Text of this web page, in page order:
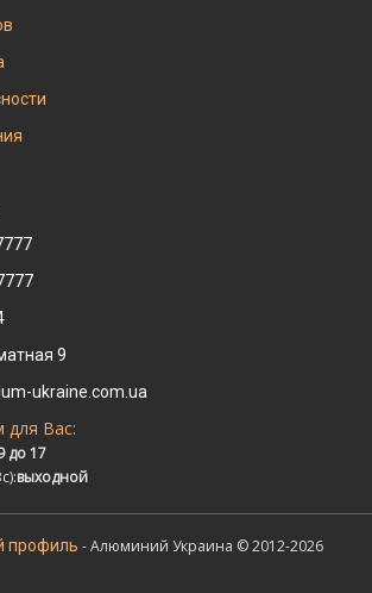
9
ukraine.com.ua
Вас:
до 17
выходной
профиль - Алюминий Украина © 2012-2026